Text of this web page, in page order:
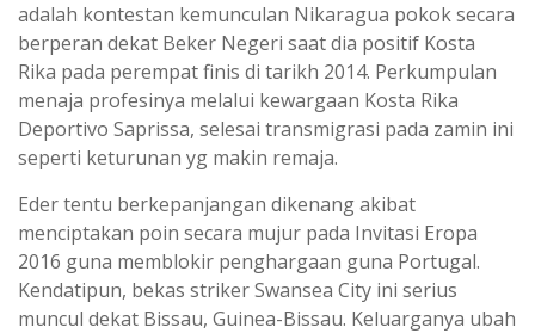
adalah kontestan kemunculan Nikaragua pokok secara
berperan dekat Beker Negeri saat dia positif Kosta
Rika pada perempat finis di tarikh 2014. Perkumpulan
menaja profesinya melalui kewargaan Kosta Rika
Deportivo Saprissa, selesai transmigrasi pada zamin ini
seperti keturunan yg makin remaja.
Eder tentu berkepanjangan dikenang akibat
menciptakan poin secara mujur pada Invitasi Eropa
2016 guna memblokir penghargaan guna Portugal.
Kendatipun, bekas striker Swansea City ini serius
muncul dekat Bissau, Guinea-Bissau. Keluarganya ubah